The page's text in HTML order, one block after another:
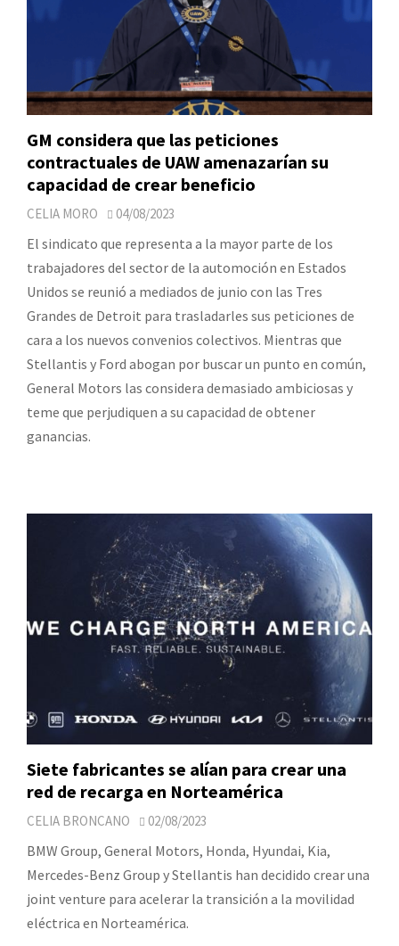
GM considera que las peticiones
contractuales de UAW amenazarían su
capacidad de crear beneficio
CELIA MORO 04/08/2023
El sindicato que representa a la mayor parte de los
trabajadores del sector de la automoción en Estados
Unidos se reunió a mediados de junio con las Tres
Grandes de Detroit para trasladarles sus peticiones de
cara a los nuevos convenios colectivos. Mientras que
Stellantis y Ford abogan por buscar un punto en común,
General Motors las considera demasiado ambiciosas y
teme que perjudiquen a su capacidad de obtener
ganancias.
Siete fabricantes se alían para crear una
red de recarga en Norteamérica
CELIA BRONCANO 02/08/2023
BMW Group, General Motors, Honda, Hyundai, Kia,
Mercedes-Benz Group y Stellantis han decidido crear una
joint venture para acelerar la transición a la movilidad
eléctrica en Norteamérica.